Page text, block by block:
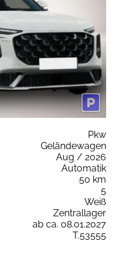
Pkw
Geländewagen
Aug / 2026
Automatik
50 km
5
Weiß
Zentrallager
ab ca. 08.01.2027
T.53555